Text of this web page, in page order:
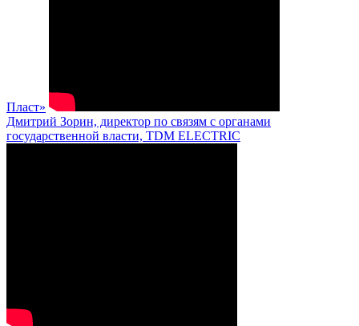
Пласт»
Дмитрий Зорин, директор по связям с органами
государственной власти, TDM ELECTRIC